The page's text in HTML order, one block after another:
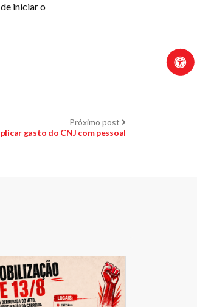
iniciar o
Próximo post Próximo
gasto do CNJ com pessoal